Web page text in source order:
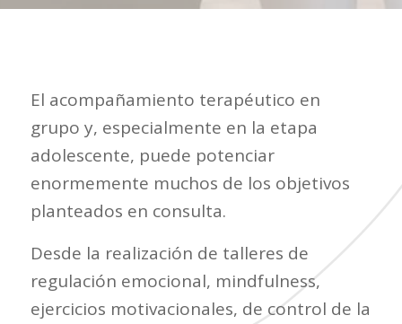
El acompañamiento terapéutico en
grupo y, especialmente en la etapa
adolescente, puede potenciar
enormemente muchos de los objetivos
planteados en consulta.
Desde la realización de talleres de
regulación emocional, mindfulness,
ejercicios motivacionales, de control de la